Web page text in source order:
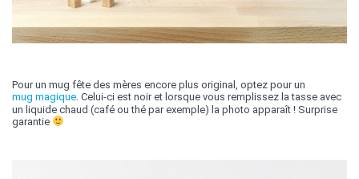
Pour un mug fête des mères encore plus original, optez pour un
mug magique. Celui-ci est noir et lorsque vous remplissez la tasse avec
un liquide chaud (café ou thé par exemple) la photo apparaît ! Surprise
garantie